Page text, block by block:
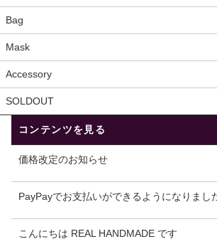
Bag
Mask
Accessory
SOLDOUT
コンテンツを見る
価格改定のお知らせ
PayPayでお支払いができるようになりまし
こんにちは REAL HANDMADE です